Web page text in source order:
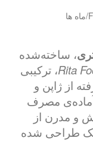
، ساخته‌شده
Rita، ترکیبی
از ژاپن و
مصرف
و مدرن از
طراحی شده